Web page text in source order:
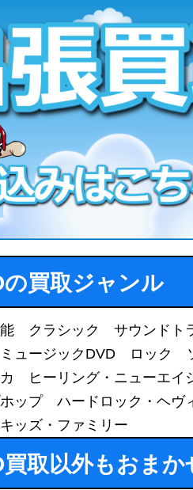
買取ジャンル
能 クラシック サウンド
ュージックDVD ロック
カ ヒーリング・ニューエ
ップ ハードロック・ヘヴ
ッズ・ファミリー
取以外もおまか